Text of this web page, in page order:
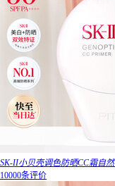
SK-II小贝壳调色防晒CC霜自
10000条评价